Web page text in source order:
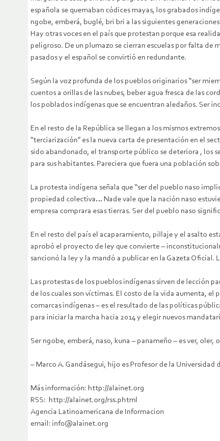
española se quemaban códices mayas, los grabados
ngobe, emberá, buglé, bri bri a las siguientes
Hay otras voces en el país que protestan porque esa
peligroso. De un plumazo se cierran escuelas por falta de
pasados y el español se convirtió en redundante.
Según la voz profunda de los pueblos originarios “ser
cuentos a orillas de las nubes, beber agua fresca de las
los poblados indígenas que se encuentran aledaños. Ser
En el resto de la República se llegan a los mismos
“terciarización” es la nueva carta de presentación en el
sido abandonado, el transporte público se deteriora , los
para sus habitantes. Pareciera que fuera una población
La protesta indígena señala que “ser del pueblo naso
propiedad colectiva… Nade vale que la nación naso
empresa comprara esas tierras. Ser del pueblo naso
En el resto del país el acaparamiento, pillaje y el asalto
aprobó el proyecto de ley que convierte –
sancionó la ley y la mandó a publicar en la Gazeta Oficial.
Las protestas de los pueblos indígenas sirven de lección
de los cuales son víctimas. El costo de la vida aumenta, el
comarcas indígenas – es el resultado de las políticas
para iniciar la marcha hacia 2014 y elegir nuevos
Ser ngobe, emberá, naso, kuna – panameño – es ver,
– Marco A. Gandásegui, hijo es Profesor de la Universidad
Más información: http://alainet.org
RSS: http://alainet.org/rss.phtml
Agencia Latinoamericana de Informacion
email: info@alainet.org